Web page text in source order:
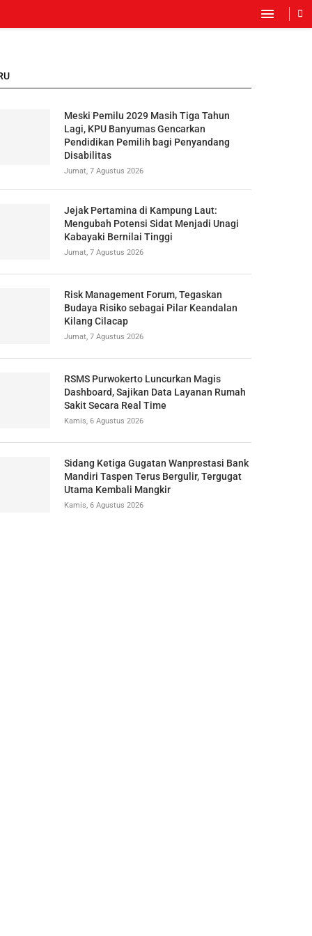
Meski Pemilu 2029 Masih Tiga Tahun
Lagi, KPU Banyumas Gencarkan
Pendidikan Pemilih bagi Penyandang
Disabilitas
Jumat, 7 Agustus 2026
Jejak Pertamina di Kampung Laut:
Mengubah Potensi Sidat Menjadi Unagi
Kabayaki Bernilai Tinggi
Jumat, 7 Agustus 2026
Risk Management Forum, Tegaskan
Budaya Risiko sebagai Pilar Keandalan
Kilang Cilacap
Jumat, 7 Agustus 2026
RSMS Purwokerto Luncurkan Magis
Dashboard, Sajikan Data Layanan Rumah
Sakit Secara Real Time
Kamis, 6 Agustus 2026
Sidang Ketiga Gugatan Wanprestasi Bank
Mandiri Taspen Terus Bergulir, Tergugat
Utama Kembali Mangkir
Kamis, 6 Agustus 2026